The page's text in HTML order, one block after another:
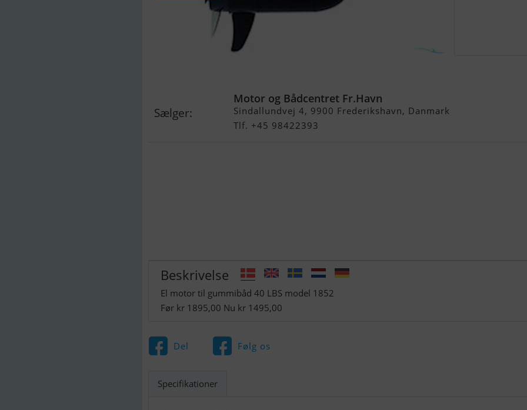
Sælger:
Motor og Bådcentret Fr.Havn
Sindallundvej 4, 9900 Frederikshavn, Danmark
Tlf. +45 98422393
Beskrivelse
El motor til gummibåd 40 LBS model 1852
Før kr 1895,00 Nu kr 1495,00
Del Følg os
Specifikationer